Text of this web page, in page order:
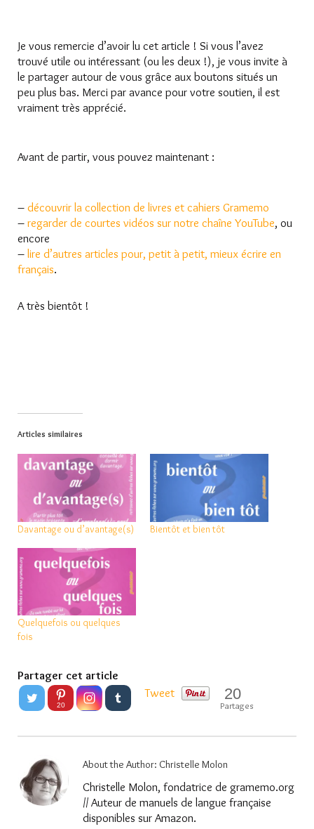
Je vous remercie d’avoir lu cet article ! Si vous l’avez
trouvé utile ou intéressant (ou les deux !), je vous invite à
le partager autour de vous grâce aux boutons situés un
peu plus bas. Merci par avance pour votre soutien, il est
vraiment très apprécié.
Avant de partir, vous pouvez maintenant :
– découvrir la collection de livres et cahiers Gramemo
– regarder de courtes vidéos sur notre chaîne YouTube, ou
encore
– lire d’autres articles pour, petit à petit, mieux écrire en
français.
A très bientôt !
Articles similaires
Davantage ou d’avantage(s) Bientôt et bien tôt
Quelquefois ou quelques
fois
Partager cet article
20
Tweet 20
Partages
About the Author: Christelle Molon
Christelle Molon, fondatrice de gramemo.org
// Auteur de manuels de langue française
disponibles sur Amazon.